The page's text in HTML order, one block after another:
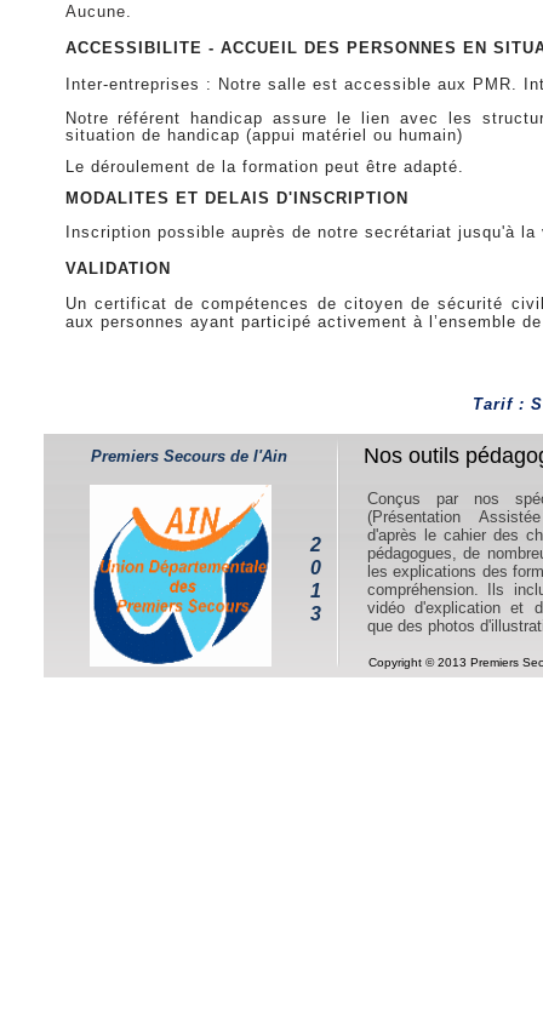
Aucune
ACCESSIBILITE - ACCUEIL DES PERSONNES EN
Inter-entreprises : Notre salle est accessible aux PMR.
Notre référent handicap assure le lien avec les
situation de handicap (appui matériel ou humain)
Le déroulement de la formation peut être adapté.
MODALITES ET DELAIS D'INSCRIPTION
Inscription possible auprès de notre secrétariat jusqu'à
VALIDATION
Un certificat de compétences de citoyen de sécurité
aux personnes ayant participé activement à l’ensemble
Tarif :
Premiers Secours de l'Ain Nos outils
Conçus par nos
(Présentation
d'après le cahier des
pédagogues, de
les explications des
compréhension. Ils
vidéo d'explication et
que des photos
2
0
1
3
Copyright © 2013 Premiers